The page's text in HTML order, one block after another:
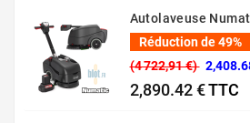
Réduction de 49%
(4 722,91 €)
2,890.42 €TTC